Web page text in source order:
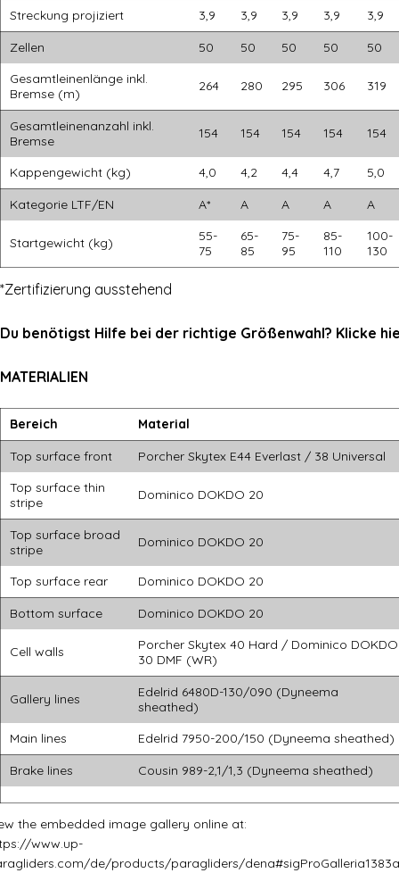
Streckung projiziert
3,9 3,9 3,9 3,9
3,9
Zellen
50 50 50 50
50
Gesamtleinenlänge inkl.
Bremse (m)
264 280 295 306 319
Gesamtleinenanzahl inkl.
Bremse
154 154 154 154 154
Kappengewicht (kg) 4,0 4,2 4,4 4,7
5,0
Kategorie LTF/EN
A* A A A A
Startgewicht (kg)
55-
75
65-
85
75-
95
85-
110
100-
130
*Zertifizierung ausstehend
Du benötigst Hilfe bei der richtige Größenwahl? Klicke
MATERIALIEN
Bereich
Material
Top surface front
Porcher Skytex E44 Everlast / 38 Universal
Top surface thin
stripe
Dominico DOKDO 20
Top surface broad
stripe
Dominico DOKDO 20
Top surface rear
Dominico DOKDO 20
Bottom surface
Dominico DOKDO 20
Cell walls
Porcher Skytex 40 Hard / Dominico DOKDO
30 DMF (WR)
Gallery lines
Edelrid 6480D-130/090 (Dyneema
sheathed)
Main lines
Edelrid 7950-200/150 (Dyneema sheathed)
Brake lines
Cousin 989-2,1/1,3 (Dyneema sheathed)
the embedded image gallery online at:
www.up-
de/products/paragliders/